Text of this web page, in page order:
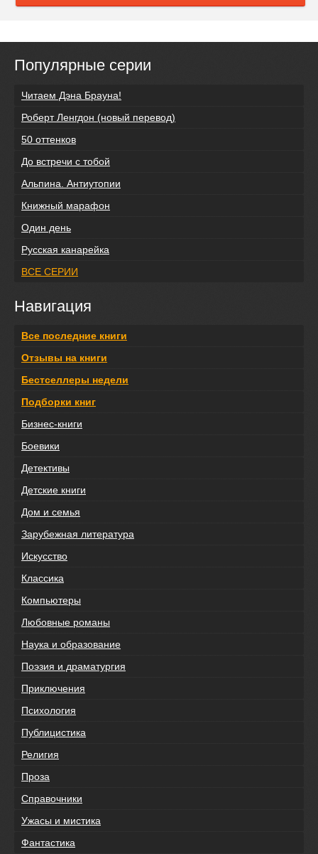
Популярные серии
Читаем Дэна Брауна!
Роберт Ленгдон (новый перевод)
50 оттенков
До встречи с тобой
Альпина. Антиутопии
Книжный марафон
Один день
Русская канарейка
ВСЕ СЕРИИ
Навигация
Все последние книги
Отзывы на книги
Бестселлеры недели
Подборки книг
Бизнес-книги
Боевики
Детективы
Детские книги
Дом и семья
Зарубежная литература
Искусство
Классика
Компьютеры
Любовные романы
Наука и образование
Поэзия и драматургия
Приключения
Психология
Публицистика
Религия
Проза
Справочники
Ужасы и мистика
Фантастика